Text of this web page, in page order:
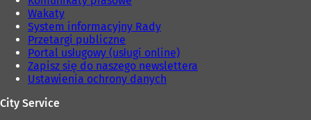
Wakaty
System informacyjny Rady
Przetargi publiczne
Portal usługowy (usługi online)
Zapisz się do naszego newslettera
Ustawienia ochrony danych
City Service